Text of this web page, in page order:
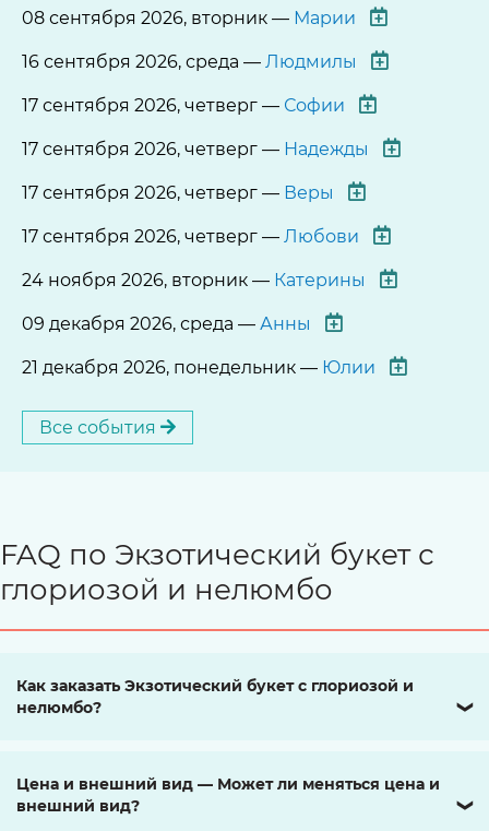
08 сентября 2026, вторник — Марии
16 сентября 2026, среда — Людмилы
17 сентября 2026, четверг — Софии
17 сентября 2026, четверг — Надежды
17 сентября 2026, четверг — Веры
17 сентября 2026, четверг — Любови
24 ноября 2026, вторник — Катерины
09 декабря 2026, среда — Анны
21 декабря 2026, понедельник — Юлии
Все события
FAQ по Экзотический букет с
глориозой и нелюмбо
Как заказать Экзотический букет с глориозой и
нелюмбо?
❯
Цена и внешний вид — Может ли меняться цена и
внешний вид?
❯